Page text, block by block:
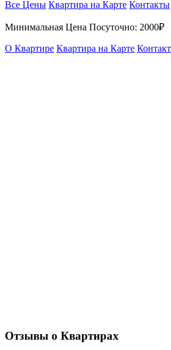
Все Цены Квартира на Карте Контакты
Минимальная Цена Посуточно: 2000₽
О Квартире Квартира на Карте
Отзывы о Квартирах